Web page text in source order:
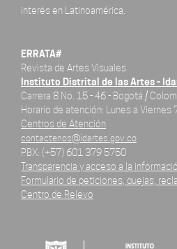
interés en Latinoamérica.
ERRATA#
Revista de Artes Visuales
Instituto Distrital de las Artes -
Carrera 8 No. 15 - 46 - Bogotá /
Horario de atención: Lunes a Viernes
Centros de Atención
contactenos@idartes.gov.co
PBX: (+57) 601 379 5750
Transparencia y acceso a la
Formulario de peticiones, quejas,
Centro de Relevo